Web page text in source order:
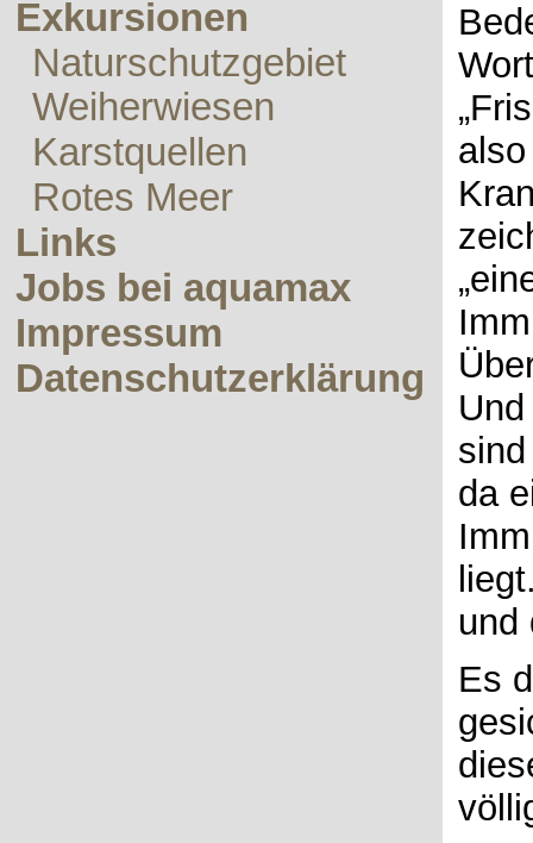
Exkursionen
Naturschutzgebiet
Weiherwiesen
Karstquellen
Rotes Meer
Links
Jobs bei aquamax
Impressum
Datenschutzerklärung
da
und
Es